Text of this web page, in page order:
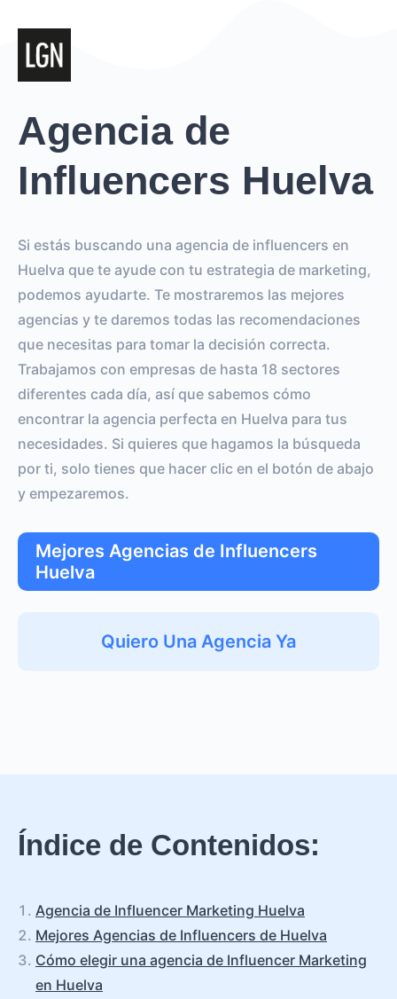
Agencia de
Influencers Huelva
Si estás buscando una agencia de influencers en
Huelva que te ayude con tu estrategia de marketing,
podemos ayudarte. Te mostraremos las mejores
agencias y te daremos todas las recomendaciones
que necesitas para tomar la decisión correcta.
Trabajamos con empresas de hasta 18 sectores
diferentes cada día, así que sabemos cómo
encontrar la agencia perfecta en Huelva para tus
necesidades. Si quieres que hagamos la búsqueda
por ti, solo tienes que hacer clic en el botón de abajo
y empezaremos.
Mejores Agencias de Influencers
Huelva
Quiero Una Agencia Ya
Índice de Contenidos:
Agencia de Influencer Marketing Huelva
Mejores Agencias de Influencers de Huelva
Cómo elegir una agencia de Influencer Marketing
en Huelva